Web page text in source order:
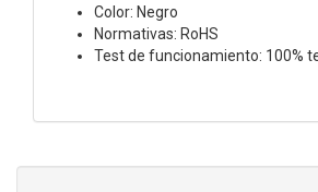
Color: Negro
Normativas: RoHS
Test de funcionamiento: 100%